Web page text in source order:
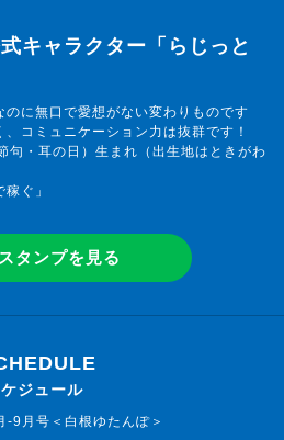
キャラクター「らじっと
のに無口で愛想がない変わりものです
、コミュニケーション力は抜群です！
句・耳の日）生まれ（出生地はときがわ
ぐ」
タンプを見る
ジュール
-9月号＜白根ゆたんぽ＞